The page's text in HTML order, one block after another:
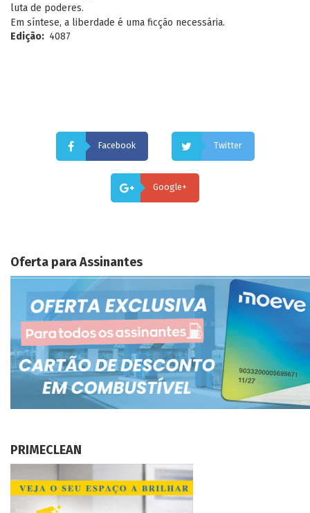
luta de poderes.
Em síntese, a liberdade é uma ficção necessária.
Edição
4087
Facebook Twitter
Google+
Oferta para Assinantes
PRIMECLEAN